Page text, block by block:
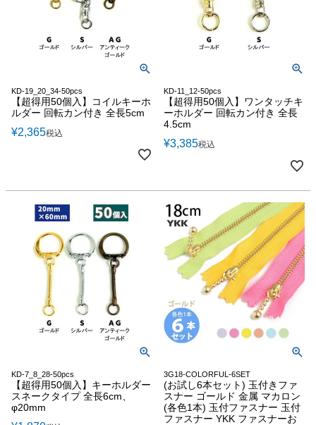
KD-19_20_34-50pcs
【超得用50個入】コイルキーホ
ルダー 回転カン付き 全長5cm
¥2,365税込
KD-11_12-50pcs
【超得用50個入】ワンタッチキ
ーホルダー 回転カン付き 全長
4.5cm
¥3,385税込
KD-7_8_28-50pcs
【超得用50個入】キーホルダー
スネークタイプ 全長6cm、
φ20mm
3G18-COLORFUL-6SET
(お試し6本セット) 玉付きファ
スナー ゴールド 金属 マカロン
(各色1本) 玉付ファスナー 玉付
ファスナー YKK ファスナーお